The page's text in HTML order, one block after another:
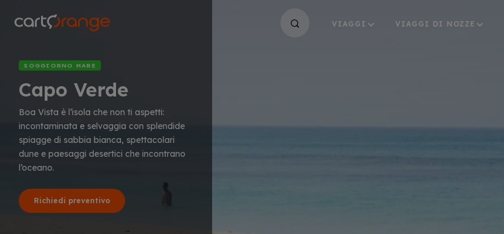
contenuto
VIAGGI VIAGGI DI NOZZE
SOGGIORNO MARE
Capo Verde
Boa Vista è l’isola che non ti aspetti:
incontaminata e selvaggia con splendide
spiagge di sabbia bianca, spettacolari
dune e paesaggi desertici che incontrano
l’oceano.
Richiedi preventivo